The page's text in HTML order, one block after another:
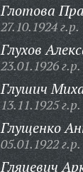
Глотова
27.10.1924 г.р.
Глухов
23.01.1926 г.р.
Глушич
13.11.1925 г.р.
Глущенко
05.01.1922 г.р.
Гляцевич